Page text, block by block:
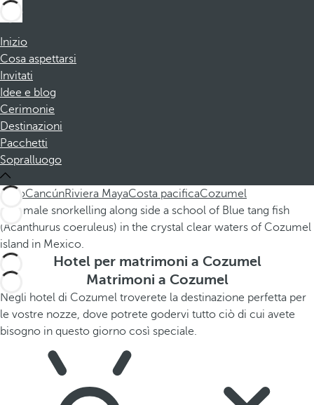
Inizio
Cosa aspettarsi
Invitati
Idee e blog
Cerimonie
Destinazioni
Pacchetti
Sopralluogo
TuttoCancúnRiviera MayaCosta pacificaCozumel
Hotel per matrimoni a Cozumel
Matrimoni a Cozumel
Negli hotel di Cozumel troverete la destinazione perfetta per
le vostre nozze, dove potrete godervi tutto ciò di cui avete
bisogno in questo giorno così speciale.